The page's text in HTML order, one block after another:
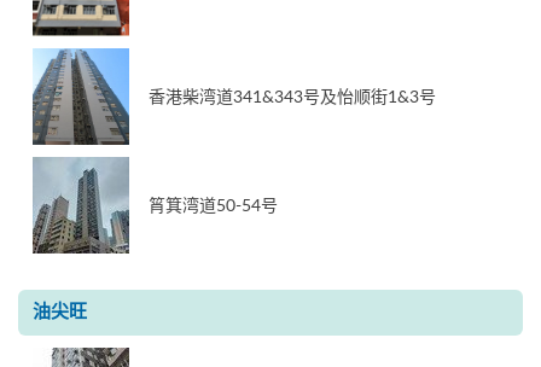
香港柴湾道341&343号及怡顺街1&3号
筲箕湾道50-54号
油尖旺